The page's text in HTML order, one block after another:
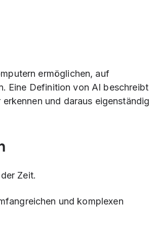
ermöglichen, auf
Eine Definition von AI beschreibt
und daraus eigenständig
Zeit.
und komplexen